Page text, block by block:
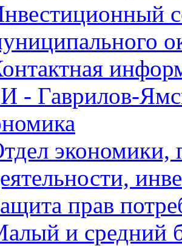
- Гаврилов-
экономики,
прав
и средний